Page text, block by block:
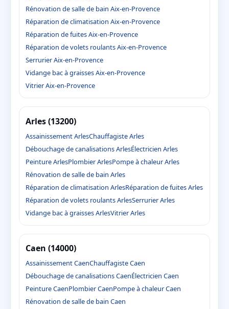
Rénovation de salle de bain Aix-en-Provence
Réparation de climatisation Aix-en-Provence
Réparation de fuites Aix-en-Provence
Réparation de volets roulants Aix-en-Provence
Serrurier Aix-en-Provence
Vidange bac à graisses Aix-en-Provence
Vitrier Aix-en-Provence
Arles (13200)
Assainissement ArlesChauffagiste Arles
Débouchage de canalisations ArlesÉlectricien Arles
Peinture ArlesPlombier ArlesPompe à chaleur Arles
Rénovation de salle de bain Arles
Réparation de climatisation ArlesRéparation de fuites Arles
Réparation de volets roulants ArlesSerrurier Arles
Vidange bac à graisses ArlesVitrier Arles
Caen (14000)
Assainissement CaenChauffagiste Caen
Débouchage de canalisations CaenÉlectricien Caen
Peinture CaenPlombier CaenPompe à chaleur Caen
Rénovation de salle de bain Caen